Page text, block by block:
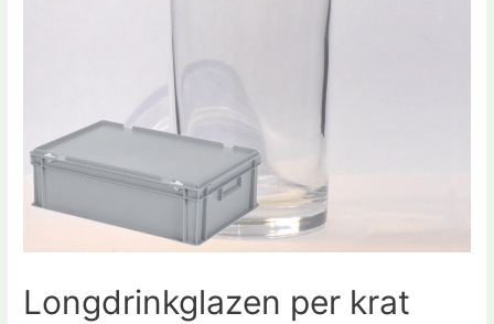
Longdrinkglazen per krat